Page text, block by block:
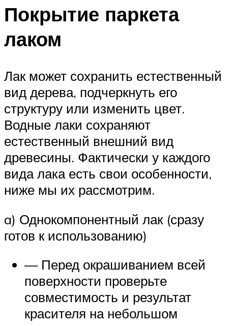
Покрытие паркета
лаком
Лак может сохранить естественный
вид дерева, подчеркнуть его
структуру или изменить цвет.
Водные лаки сохраняют
естественный внешний вид
древесины. Фактически у каждого
вида лака есть свои особенности,
ниже мы их рассмотрим.
a) Однокомпонентный лак (сразу
готов к использованию)
— Перед окрашиванием всей
поверхности проверьте
совместимость и результат
красителя на небольшом